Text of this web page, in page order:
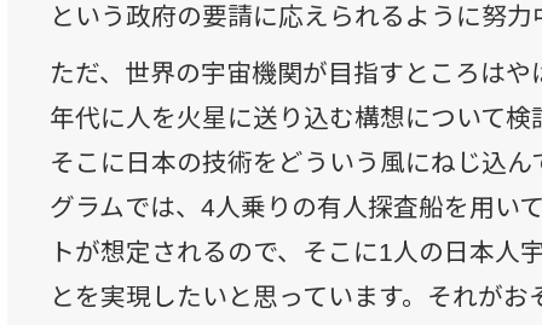
という政府の要請に応えられるように努力
ただ、世界の宇宙機関が目指すところは
年代に人を火星に送り込む構想について検
そこに日本の技術をどういう風にねじ込
グラムでは、4人乗りの有人探査船を用い
トが想定されるので、そこに1人の日本人
とを実現したいと思っています。それが